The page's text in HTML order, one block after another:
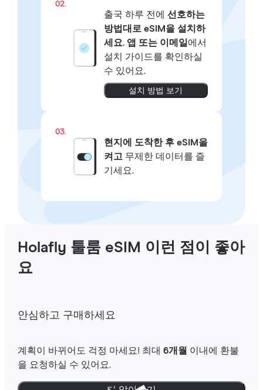
02.
출국 하루 전에 선호하는
방법대로 eSIM을 설치하
세요. 앱 또는 이메일 에서
설치 가이드를 확인하실
수 있어요.
설치 방법 보기
03.
현지에 도착한 후 eSIM을
켜고 무제한 데이터를 즐
기세요.
Holafly 툴룸 eSIM 이런 점이 좋아
요
안심하고 구매하세요
계획이 바뀌어도 걱정 마세요! 최대 6개월 이내에 환불
을 요청하실 수 있어요.